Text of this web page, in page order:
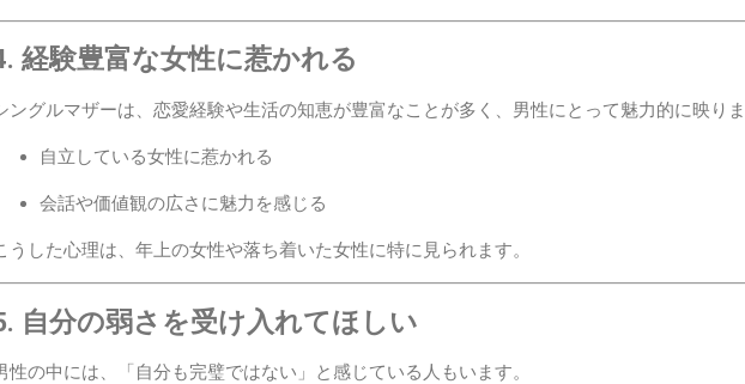
経験豊富な女性に惹かれる
ングルマザーは、恋愛経験や生活の知恵が豊富なことが多く、男性にとって魅力的に映り
自立している女性に惹かれる
会話や価値観の広さに魅力を感じる
うした心理は、年上の女性や落ち着いた女性に特に見られます。
自分の弱さを受け入れてほしい
性の中には、「自分も完璧ではない」と感じている人もいます。